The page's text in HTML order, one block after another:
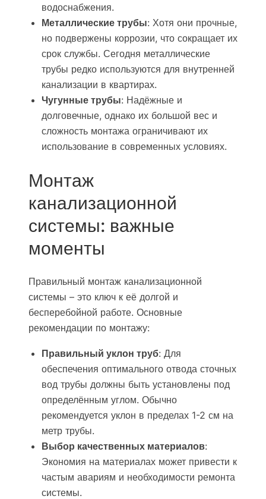
водоснабжения.
Металлические трубы: Хотя они прочные,
но подвержены коррозии, что сокращает их
срок службы. Сегодня металлические
трубы редко используются для внутренней
канализации в квартирах.
Чугунные трубы: Надёжные и
долговечные, однако их большой вес и
сложность монтажа ограничивают их
использование в современных условиях.
Монтаж
канализационной
системы: важные
моменты
Правильный монтаж канализационной
системы – это ключ к её долгой и
бесперебойной работе. Основные
рекомендации по монтажу:
Правильный уклон труб: Для
обеспечения оптимального отвода сточных
вод трубы должны быть установлены под
определённым углом. Обычно
рекомендуется уклон в пределах 1-2 см на
метр трубы.
Выбор качественных материалов:
Экономия на материалах может привести к
частым авариям и необходимости ремонта
системы.